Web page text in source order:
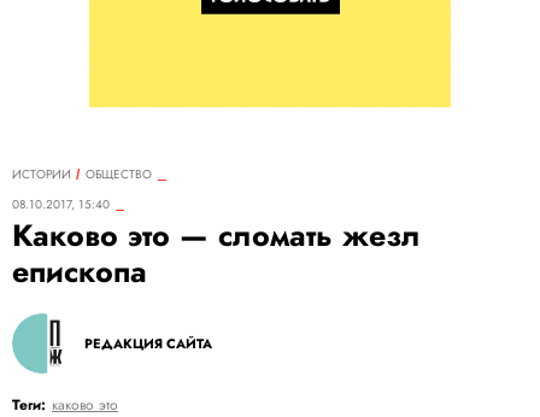
ИСТОРИИ
ОБЩЕСТВО
08.10.2017, 15:40
Каково это — сломать жезл
епископа
РЕДАКЦИЯ САЙТА
Теги: каково это